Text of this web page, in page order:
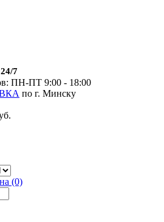
24/7
ПН-ПТ 9:00 - 18:00
по г. Минску
(0)